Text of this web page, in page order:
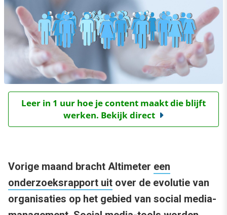
Leer in 1 uur hoe je content maakt die blijft
werken. Bekijk direct
Vorige maand bracht Altimeter een
onderzoeksrapport uit over de evolutie van
organisaties op het gebied van social media-